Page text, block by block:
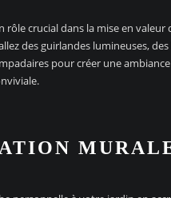
rôle crucial dans la mise en valeur
des guirlandes lumineuses,
pour créer une ambiance